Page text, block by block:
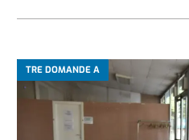
TRE DOMANDE A